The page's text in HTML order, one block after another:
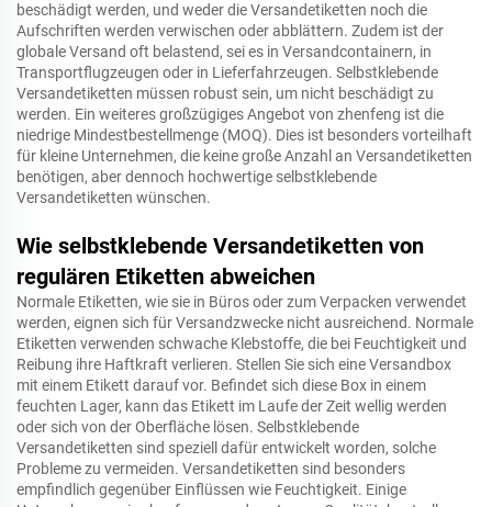
beschädigt werden, und weder die Versandetiketten noch die
Aufschriften werden verwischen oder abblättern. Zudem ist der
globale Versand oft belastend, sei es in Versandcontainern, in
Transportflugzeugen oder in Lieferfahrzeugen. Selbstklebende
Versandetiketten müssen robust sein, um nicht beschädigt zu
werden. Ein weiteres großzügiges Angebot von zhenfeng ist die
niedrige Mindestbestellmenge (MOQ). Dies ist besonders vorteilhaft
für kleine Unternehmen, die keine große Anzahl an Versandetiketten
benötigen, aber dennoch hochwertige selbstklebende
Versandetiketten wünschen.
Wie selbstklebende Versandetiketten von
regulären Etiketten abweichen
Normale Etiketten, wie sie in Büros oder zum Verpacken verwendet
werden, eignen sich für Versandzwecke nicht ausreichend. Normale
Etiketten verwenden schwache Klebstoffe, die bei Feuchtigkeit und
Reibung ihre Haftkraft verlieren. Stellen Sie sich eine Versandbox
mit einem Etikett darauf vor. Befindet sich diese Box in einem
feuchten Lager, kann das Etikett im Laufe der Zeit wellig werden
oder sich von der Oberfläche lösen. Selbstklebende
Versandetiketten sind speziell dafür entwickelt worden, solche
Probleme zu vermeiden. Versandetiketten sind besonders
empfindlich gegenüber Einflüssen wie Feuchtigkeit. Einige